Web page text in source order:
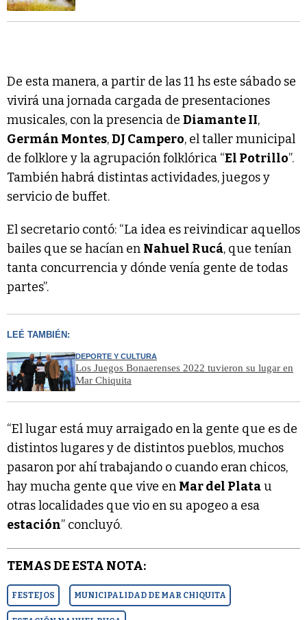
De esta manera, a partir de las 11 hs este sábado se
vivirá una jornada cargada de presentaciones
musicales, con la presencia de Diamante II,
Germán Montes,DJ Campero, el taller municipal
de folklore y la agrupación folklórica “El Potrillo”.
También habrá distintas actividades, juegos y
servicio de buffet.
El secretario contó: “La idea es reivindicar aquellos
bailes que se hacían en Nahuel Rucá, que tenían
tanta concurrencia y dónde venía gente de todas
partes”.
LEÉ TAMBIÉN:
DEPORTE Y CULTURA
Los Juegos Bonaerenses 2022 tuvieron su lugar en
Mar Chiquita
“El lugar está muy arraigado en la gente que es de
distintos lugares y de distintos pueblos, muchos
pasaron por ahí trabajando o cuando eran chicos,
hay mucha gente que vive en Mar del Platau
otras localidades que vio en su apogeo a esa
estación” concluyó.
TEMAS DE ESTA NOTA:
FESTEJOS MUNICIPALIDAD DE MAR CHIQUITA